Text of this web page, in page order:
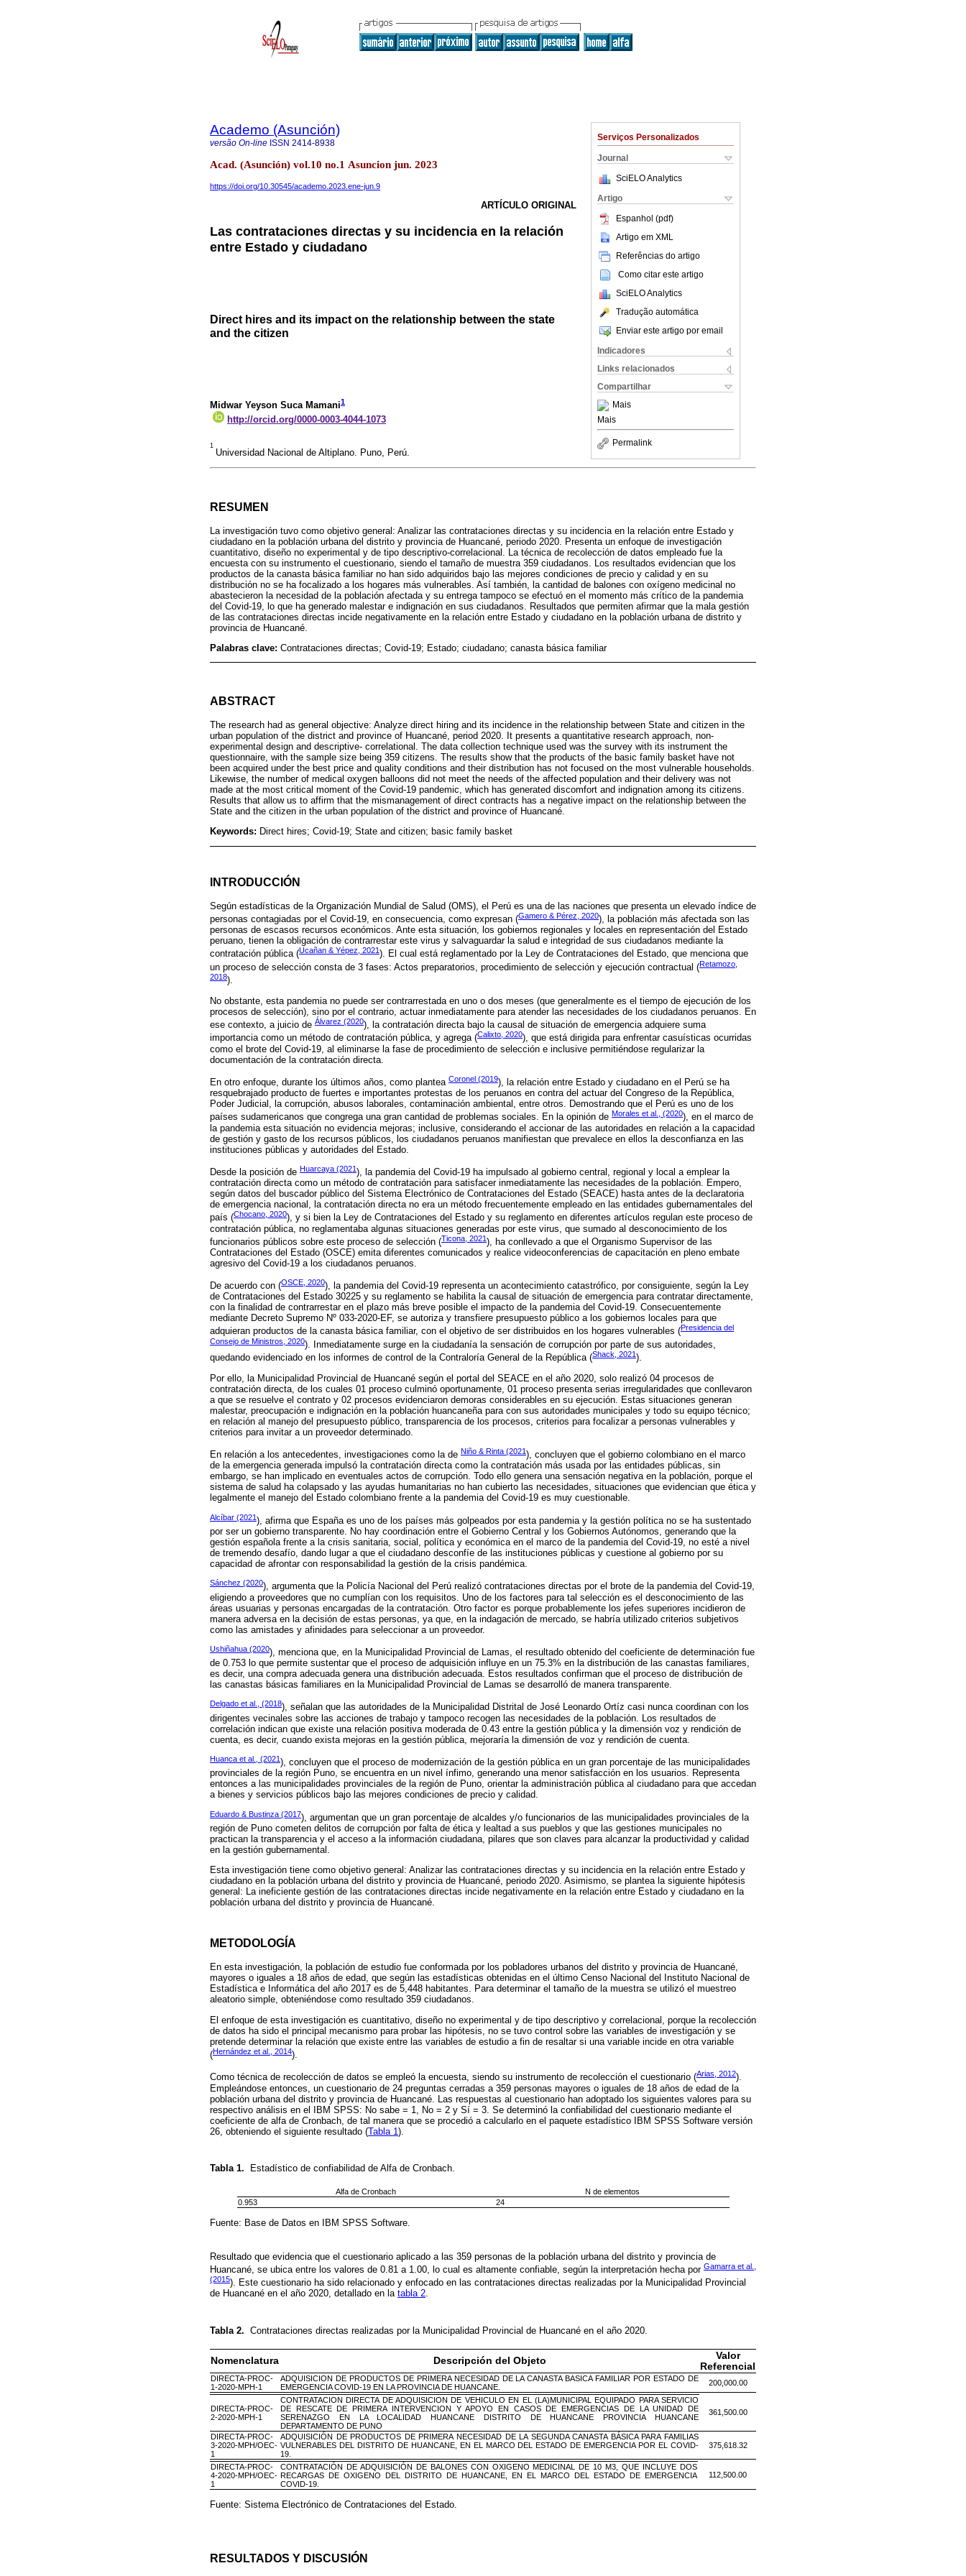
Serviços Personalizados
Journal
SciELO Analytics
Artigo
Espanhol (pdf)
Artigo em XML
Referências do artigo
Como citar este artigo
SciELO Analytics
Tradução automática
Enviar este artigo por email
Indicadores
Links relacionados
Compartilhar
Mais
Mais
Permalink
Academo (Asunción)
versão On-line ISSN 2414-8938
Acad. (Asunción) vol.10 no.1 Asuncion jun. 2023
https://doi.org/10.30545/academo.2023.ene-jun.9
ARTÍCULO ORIGINAL
Las contrataciones directas y su incidencia en la relación
entre Estado y ciudadano
Direct hires and its impact on the relationship between the state
and the citizen
Midwar Yeyson Suca Mamani1
http://orcid.org/0000-0003-4044-1073
1
Universidad Nacional de Altiplano. Puno, Perú.
RESUMEN
La investigación tuvo como objetivo general: Analizar las contrataciones directas y su incidencia en la relación entre Estado y
ciudadano en la población urbana del distrito y provincia de Huancané, periodo 2020. Presenta un enfoque de investigación
cuantitativo, diseño no experimental y de tipo descriptivo-correlacional. La técnica de recolección de datos empleado fue la
encuesta con su instrumento el cuestionario, siendo el tamaño de muestra 359 ciudadanos. Los resultados evidencian que los
productos de la canasta básica familiar no han sido adquiridos bajo las mejores condiciones de precio y calidad y en su
distribución no se ha focalizado a los hogares más vulnerables. Así también, la cantidad de balones con oxígeno medicinal no
abastecieron la necesidad de la población afectada y su entrega tampoco se efectuó en el momento más crítico de la pandemia
del Covid-19, lo que ha generado malestar e indignación en sus ciudadanos. Resultados que permiten afirmar que la mala gestión
de las contrataciones directas incide negativamente en la relación entre Estado y ciudadano en la población urbana de distrito y
provincia de Huancané.
Palabras clave: Contrataciones directas; Covid-19; Estado; ciudadano; canasta básica familiar
ABSTRACT
The research had as general objective: Analyze direct hiring and its incidence in the relationship between State and citizen in the
urban population of the district and province of Huancané, period 2020. It presents a quantitative research approach, non-
experimental design and descriptive- correlational. The data collection technique used was the survey with its instrument the
questionnaire, with the sample size being 359 citizens. The results show that the products of the basic family basket have not
been acquired under the best price and quality conditions and their distribution has not focused on the most vulnerable households.
Likewise, the number of medical oxygen balloons did not meet the needs of the affected population and their delivery was not
made at the most critical moment of the Covid-19 pandemic, which has generated discomfort and indignation among its citizens.
Results that allow us to affirm that the mismanagement of direct contracts has a negative impact on the relationship between the
State and the citizen in the urban population of the district and province of Huancané.
Keywords: Direct hires; Covid-19; State and citizen; basic family basket
INTRODUCCIÓN
Según estadísticas de la Organización Mundial de Salud (OMS), el Perú es una de las naciones que presenta un elevado índice de
personas contagiadas por el Covid-19, en consecuencia, como expresan (Gamero & Pérez, 2020), la población más afectada son las
personas de escasos recursos económicos. Ante esta situación, los gobiernos regionales y locales en representación del Estado
peruano, tienen la obligación de contrarrestar este virus y salvaguardar la salud e integridad de sus ciudadanos mediante la
contratación pública (Ucañan & Yépez, 2021). El cual está reglamentado por la Ley de Contrataciones del Estado, que menciona que
un proceso de selección consta de 3 fases: Actos preparatorios, procedimiento de selección y ejecución contractual (Retamozo,
2018).
No obstante, esta pandemia no puede ser contrarrestada en uno o dos meses (que generalmente es el tiempo de ejecución de los
procesos de selección), sino por el contrario, actuar inmediatamente para atender las necesidades de los ciudadanos peruanos. En
ese contexto, a juicio de Álvarez (2020), la contratación directa bajo la causal de situación de emergencia adquiere suma
importancia como un método de contratación pública, y agrega (Calixto, 2020), que está dirigida para enfrentar casuísticas ocurridas
como el brote del Covid-19, al eliminarse la fase de procedimiento de selección e inclusive permitiéndose regularizar la
documentación de la contratación directa.
En otro enfoque, durante los últimos años, como plantea Coronel (2019), la relación entre Estado y ciudadano en el Perú se ha
resquebrajado producto de fuertes e importantes protestas de los peruanos en contra del actuar del Congreso de la República,
Poder Judicial, la corrupción, abusos laborales, contaminación ambiental, entre otros. Demostrando que el Perú es uno de los
países sudamericanos que congrega una gran cantidad de problemas sociales. En la opinión de Morales et al., (2020), en el marco de
la pandemia esta situación no evidencia mejoras; inclusive, considerando el accionar de las autoridades en relación a la capacidad
de gestión y gasto de los recursos públicos, los ciudadanos peruanos manifiestan que prevalece en ellos la desconfianza en las
instituciones públicas y autoridades del Estado.
Desde la posición de Huarcaya (2021), la pandemia del Covid-19 ha impulsado al gobierno central, regional y local a emplear la
contratación directa como un método de contratación para satisfacer inmediatamente las necesidades de la población. Empero,
según datos del buscador público del Sistema Electrónico de Contrataciones del Estado (SEACE) hasta antes de la declaratoria
de emergencia nacional, la contratación directa no era un método frecuentemente empleado en las entidades gubernamentales del
país (Chocano, 2020), y si bien la Ley de Contrataciones del Estado y su reglamento en diferentes artículos regulan este proceso de
contratación pública, no reglamentaba algunas situaciones generadas por este virus, que sumado al desconocimiento de los
funcionarios públicos sobre este proceso de selección (Ticona, 2021), ha conllevado a que el Organismo Supervisor de las
Contrataciones del Estado (OSCE) emita diferentes comunicados y realice videoconferencias de capacitación en pleno embate
agresivo del Covid-19 a los ciudadanos peruanos.
De acuerdo con (OSCE, 2020), la pandemia del Covid-19 representa un acontecimiento catastrófico, por consiguiente, según la Ley
de Contrataciones del Estado 30225 y su reglamento se habilita la causal de situación de emergencia para contratar directamente,
con la finalidad de contrarrestar en el plazo más breve posible el impacto de la pandemia del Covid-19. Consecuentemente
mediante Decreto Supremo Nº 033-2020-EF, se autoriza y transfiere presupuesto público a los gobiernos locales para que
adquieran productos de la canasta básica familiar, con el objetivo de ser distribuidos en los hogares vulnerables (Presidencia del
Consejo de Ministros, 2020). Inmediatamente surge en la ciudadanía la sensación de corrupción por parte de sus autoridades,
quedando evidenciado en los informes de control de la Contraloría General de la República (Shack, 2021 ).
Por ello, la Municipalidad Provincial de Huancané según el portal del SEACE en el año 2020, solo realizó 04 procesos de
contratación directa, de los cuales 01 proceso culminó oportunamente, 01 proceso presenta serias irregularidades que conllevaron
a que se resuelve el contrato y 02 procesos evidenciaron demoras considerables en su ejecución. Estas situaciones generan
malestar, preocupación e indignación en la población huancaneña para con sus autoridades municipales y todo su equipo técnico;
en relación al manejo del presupuesto público, transparencia de los procesos, criterios para focalizar a personas vulnerables y
criterios para invitar a un proveedor determinado.
En relación a los antecedentes, investigaciones como la de Niño & Rinta (2021), concluyen que el gobierno colombiano en el marco
de la emergencia generada impulsó la contratación directa como la contratación más usada por las entidades públicas, sin
embargo, se han implicado en eventuales actos de corrupción. Todo ello genera una sensación negativa en la población, porque el
sistema de salud ha colapsado y las ayudas humanitarias no han cubierto las necesidades, situaciones que evidencian que ética y
legalmente el manejo del Estado colombiano frente a la pandemia del Covid-19 es muy cuestionable.
Alcíbar (2021), afirma que España es uno de los países más golpeados por esta pandemia y la gestión política no se ha sustentado
por ser un gobierno transparente. No hay coordinación entre el Gobierno Central y los Gobiernos Autónomos, generando que la
gestión española frente a la crisis sanitaria, social, política y económica en el marco de la pandemia del Covid-19, no esté a nivel
de tremendo desafío, dando lugar a que el ciudadano desconfíe de las instituciones públicas y cuestione al gobierno por su
capacidad de afrontar con responsabilidad la gestión de la crisis pandémica.
Sánchez (2020), argumenta que la Policía Nacional del Perú realizó contrataciones directas por el brote de la pandemia del Covid-19,
eligiendo a proveedores que no cumplían con los requisitos. Uno de los factores para tal selección es el desconocimiento de las
áreas usuarias y personas encargadas de la contratación. Otro factor es porque probablemente los jefes superiores incidieron de
manera adversa en la decisión de estas personas, ya que, en la indagación de mercado, se habría utilizado criterios subjetivos
como las amistades y afinidades para seleccionar a un proveedor.
Ushiñahua (2020), menciona que, en la Municipalidad Provincial de Lamas, el resultado obtenido del coeficiente de determinación fue
de 0.753 lo que permite sustentar que el proceso de adquisición influye en un 75.3% en la distribución de las canastas familiares,
es decir, una compra adecuada genera una distribución adecuada. Estos resultados confirman que el proceso de distribución de
las canastas básicas familiares en la Municipalidad Provincial de Lamas se desarrolló de manera transparente.
Delgado et al., (2018), señalan que las autoridades de la Municipalidad Distrital de José Leonardo Ortíz casi nunca coordinan con los
dirigentes vecinales sobre las acciones de trabajo y tampoco recogen las necesidades de la población. Los resultados de
correlación indican que existe una relación positiva moderada de 0.43 entre la gestión pública y la dimensión voz y rendición de
cuenta, es decir, cuando exista mejoras en la gestión pública, mejoraría la dimensión de voz y rendición de cuenta.
Huanca et al., (2021), concluyen que el proceso de modernización de la gestión pública en un gran porcentaje de las municipalidades
provinciales de la región Puno, se encuentra en un nivel ínfimo, generando una menor satisfacción en los usuarios. Representa
entonces a las municipalidades provinciales de la región de Puno, orientar la administración pública al ciudadano para que accedan
a bienes y servicios públicos bajo las mejores condiciones de precio y calidad.
Eduardo & Bustinza (2017), argumentan que un gran porcentaje de alcaldes y/o funcionarios de las municipalidades provinciales de la
región de Puno cometen delitos de corrupción por falta de ética y lealtad a sus pueblos y que las gestiones municipales no
practican la transparencia y el acceso a la información ciudadana, pilares que son claves para alcanzar la productividad y calidad
en la gestión gubernamental.
Esta investigación tiene como objetivo general: Analizar las contrataciones directas y su incidencia en la relación entre Estado y
ciudadano en la población urbana del distrito y provincia de Huancané, periodo 2020. Asimismo, se plantea la siguiente hipótesis
general: La ineficiente gestión de las contrataciones directas incide negativamente en la relación entre Estado y ciudadano en la
población urbana del distrito y provincia de Huancané.
METODOLOGÍA
En esta investigación, la población de estudio fue conformada por los pobladores urbanos del distrito y provincia de Huancané,
mayores o iguales a 18 años de edad, que según las estadísticas obtenidas en el último Censo Nacional del Instituto Nacional de
Estadística e Informática del año 2017 es de 5,448 habitantes. Para determinar el tamaño de la muestra se utilizó el muestreo
aleatorio simple, obteniéndose como resultado 359 ciudadanos.
El enfoque de esta investigación es cuantitativo, diseño no experimental y de tipo descriptivo y correlacional, porque la recolección
de datos ha sido el principal mecanismo para probar las hipótesis, no se tuvo control sobre las variables de investigación y se
pretende determinar la relación que existe entre las variables de estudio a fin de resaltar si una variable incide en otra variable
(Hernández et al., 2014).
Como técnica de recolección de datos se empleó la encuesta, siendo su instrumento de recolección el cuestionario (Arias, 2012).
Empleándose entonces, un cuestionario de 24 preguntas cerradas a 359 personas mayores o iguales de 18 años de edad de la
población urbana del distrito y provincia de Huancané. Las respuestas al cuestionario han adoptado los siguientes valores para su
respectivo análisis en el IBM SPSS: No sabe = 1, No = 2 y Sí = 3. Se determinó la confiabilidad del cuestionario mediante el
coeficiente de alfa de Cronbach, de tal manera que se procedió a calcularlo en el paquete estadístico IBM SPSS Software versión
26, obteniendo el siguiente resultado (Tabla 1).
Tabla 1. Estadístico de confiabilidad de Alfa de Cronbach.
Alfa de Cronbach
N de elementos
0.953
24
Fuente: Base de Datos en IBM SPSS Software.
Resultado que evidencia que el cuestionario aplicado a las 359 personas de la población urbana del distrito y provincia de
Huancané, se ubica entre los valores de 0.81 a 1.00, lo cual es altamente confiable, según la interpretación hecha por Gamarra et al.,
(2015). Este cuestionario ha sido relacionado y enfocado en las contrataciones directas realizadas por la Municipalidad Provincial
de Huancané en el año 2020, detallado en la tabla 2.
Tabla 2. Contrataciones directas realizadas por la Municipalidad Provincial de Huancané en el año 2020.
Nomenclatura Descripción del Objeto
Valor
Referencial
DIRECTA-PROC-
1-2020-MPH-1
ADQUISICION DE PRODUCTOS DE PRIMERA NECESIDAD DE LA CANASTA BASICA FAMILIAR POR ESTADO DE
EMERGENCIA COVID-19 EN LA PROVINCIA DE HUANCANE.
200,000.00
DIRECTA-PROC-
2-2020-MPH-1
CONTRATACION DIRECTA DE ADQUISICION DE VEHICULO EN EL (LA)MUNICIPAL EQUIPADO PARA SERVICIO
DE RESCATE DE PRIMERA INTERVENCION Y APOYO EN CASOS DE EMERGENCIAS DE LA UNIDAD DE
SERENAZGO EN LA LOCALIDAD HUANCANE DISTRITO DE HUANCANE PROVINCIA HUANCANE
DEPARTAMENTO DE PUNO
361,500.00
DIRECTA-PROC-
3-2020-MPH/OEC-
1
ADQUISICIÓN DE PRODUCTOS DE PRIMERA NECESIDAD DE LA SEGUNDA CANASTA BÁSICA PARA FAMILIAS
VULNERABLES DEL DISTRITO DE HUANCANE, EN EL MARCO DEL ESTADO DE EMERGENCIA POR EL COVID-
19.
375,618.32
DIRECTA-PROC-
4-2020-MPH/OEC-
1
CONTRATACIÓN DE ADQUISICIÓN DE BALONES CON OXIGENO MEDICINAL DE 10 M3, QUE INCLUYE DOS
RECARGAS DE OXIGENO DEL DISTRITO DE HUANCANE, EN EL MARCO DEL ESTADO DE EMERGENCIA
COVID-19.
112,500.00
Fuente: Sistema Electrónico de Contrataciones del Estado.
RESULTADOS Y DISCUSIÓN